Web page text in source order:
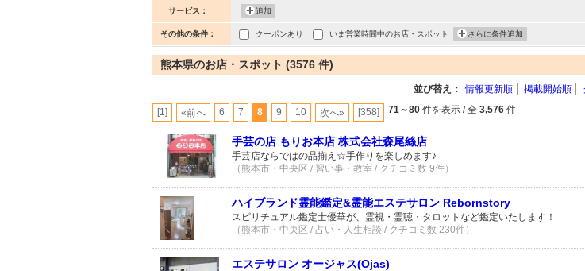
サービス： 追加
その他の条件： クーポンあり いま営業時間中のお店・スポット さらに条件追加
熊本県のお店・スポット (3576 件)
並び替え： 情報更新順 掲載開始順
[1] «前へ 6 7 8 9 10 次へ» [358] 71～80 件を表示 / 全 3,576 件
手芸の店 もりお本店 株式会社森尾絲店
手芸店ならではの品揃え☆手作りを楽しめます♪
（熊本市・中央区 / 習い事・教室 / クチコミ数 9件）
ハイブランド霊能鑑定&霊能エステサロン Rebornstory
スピリチュアル鑑定士優華が、霊視・霊聴・タロットなど鑑定いたします！
（熊本市・中央区 / 占い・人生相談 / クチコミ数 230件）
エステサロン オージャス(Ojas)